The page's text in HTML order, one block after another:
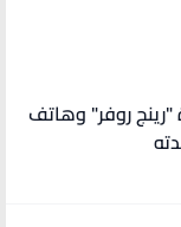
في فلسطين .. سيارة "رينج روفر" وهاتف